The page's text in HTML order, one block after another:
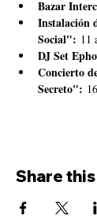
Bazar
Instalación
Social": 11
DJ Set
Concierto
Secreto":
Share